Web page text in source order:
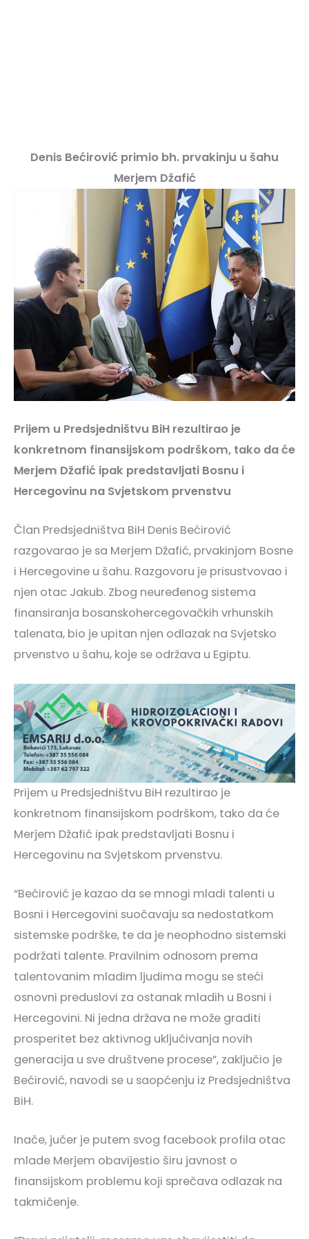
Denis Bećirović primio bh. prvakinju u šahu
Merjem Džafić
Prijem u Predsjedništvu BiH rezultirao je
konkretnom finansijskom podrškom, tako da će
Merjem Džafić ipak predstavljati Bosnu i
Hercegovinu na Svjetskom prvenstvu
Član Predsjedništva BiH Denis Bećirović
razgovarao je sa Merjem Džafić, prvakinjom Bosne
i Hercegovine u šahu. Razgovoru je prisustvovao i
njen otac Jakub. Zbog neuređenog sistema
finansiranja bosanskohercegovačkih vrhunskih
talenata, bio je upitan njen odlazak na Svjetsko
prvenstvo u šahu, koje se održava u Egiptu.
Prijem u Predsjedništvu BiH rezultirao je
konkretnom finansijskom podrškom, tako da će
Merjem Džafić ipak predstavljati Bosnu i
Hercegovinu na Svjetskom prvenstvu.
“Bećirović je kazao da se mnogi mladi talenti u
Bosni i Hercegovini suočavaju sa nedostatkom
sistemske podrške, te da je neophodno sistemski
podržati talente. Pravilnim odnosom prema
talentovanim mladim ljudima mogu se steći
osnovni preduslovi za ostanak mladih u Bosni i
Hercegovini. Ni jedna država ne može graditi
prosperitet bez aktivnog uključivanja novih
generacija u sve društvene procese”, zaključio je
Bećirović, navodi se u saopćenju iz Predsjedništva
BiH.
Inače, jučer je putem svog facebook profila otac
mlade Merjem obavijestio širu javnost o
finansijskom problemu koji sprečava odlazak na
takmičenje.